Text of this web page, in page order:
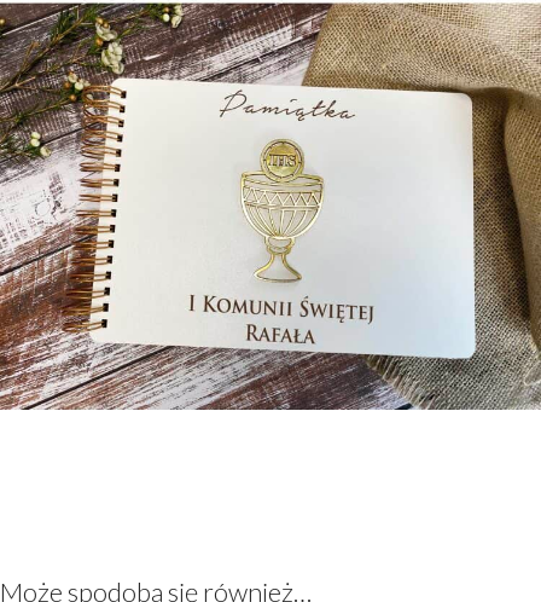
Może spodoba się również…